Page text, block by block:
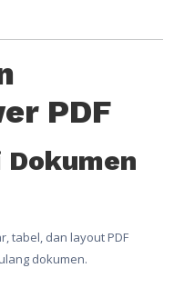
PDF
tabel, dan layout PDF
dokumen.